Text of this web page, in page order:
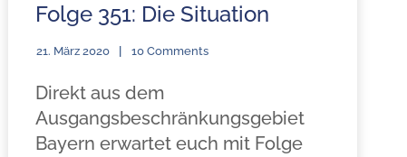
Folge 351: Die Situation
21. März 2020 10 Comments
Direkt aus dem
Ausgangsbeschränkungsgebiet
Bayern erwartet euch mit Folge